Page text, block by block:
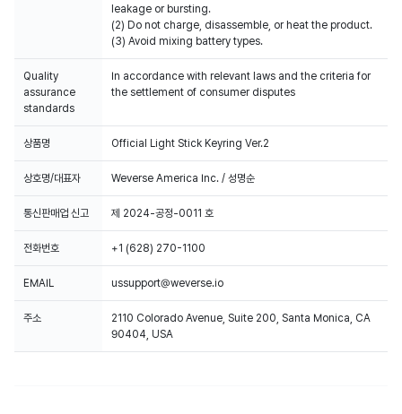
leakage or bursting.
(2) Do not charge, disassemble, or heat the product.
(3) Avoid mixing battery types.
Quality
assurance
standards
In accordance with relevant laws and the criteria for
the settlement of consumer disputes
상품명 Official Light Stick Keyring Ver.2
상호명/대표자 Weverse America Inc. / 성명순
통신판매업 신고 제 2024-공정-0011 호
전화번호 +1 (628) 270-1100
EMAIL ussupport@weverse.io
주소
2110 Colorado Avenue, Suite 200, Santa Monica, CA
90404, USA